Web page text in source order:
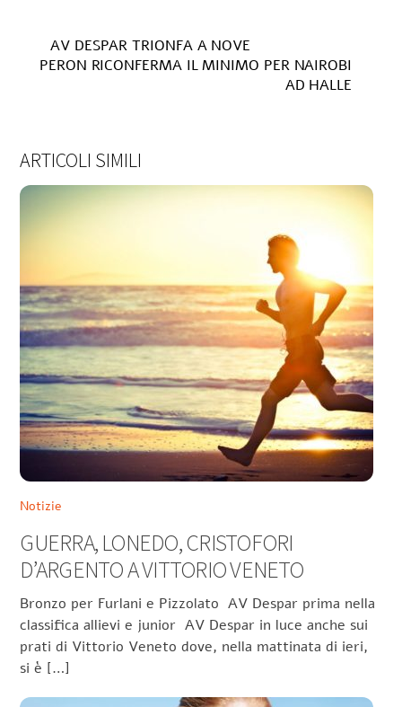
AV DESPAR TRIONFA A NOVE
PERON RICONFERMA IL MINIMO PER NAIROBI
AD HALLE
ARTICOLI SIMILI
Notizie
GUERRA, LONEDO, CRISTOFORI
D’ARGENTO A VITTORIO VENETO
Bronzo per Furlani e Pizzolato AV Despar prima nella
classifica allievi e junior AV Despar in luce anche sui
prati di Vittorio Veneto dove, nella mattinata di ieri,
si è […]